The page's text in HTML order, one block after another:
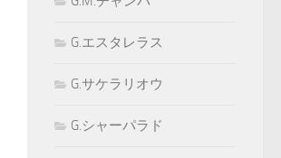
G.エスタレラス
G.サケラリオウ
G.シャーパラド